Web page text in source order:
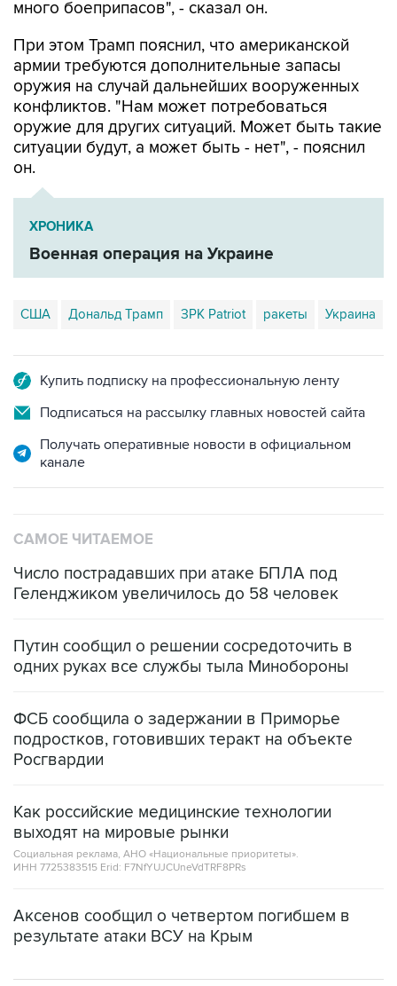
много боеприпасов", - сказал он.
При этом Трамп пояснил, что американской
армии требуются дополнительные запасы
оружия на случай дальнейших вооруженных
конфликтов. "Нам может потребоваться
оружие для других ситуаций. Может быть такие
ситуации будут, а может быть - нет", - пояснил
он.
ХРОНИКА
Военная операция на Украине
США Дональд Трамп ЗРК Patriot ракеты Украина
Купить подписку на профессиональную ленту
Подписаться на рассылку главных новостей сайта
Получать оперативные новости в официальном
канале
САМОЕ ЧИТАЕМОЕ
Число пострадавших при атаке БПЛА под
Геленджиком увеличилось до 58 человек
Путин сообщил о решении сосредоточить в
одних руках все службы тыла Минобороны
ФСБ сообщила о задержании в Приморье
подростков, готовивших теракт на объекте
Росгвардии
Как российские медицинские технологии
выходят на мировые рынки
Социальная реклама, АНО «Национальные приоритеты».
ИНН 7725383515 Erid: F7NfYUJCUneVdTRF8PRs
Аксенов сообщил о четвертом погибшем в
результате атаки ВСУ на Крым